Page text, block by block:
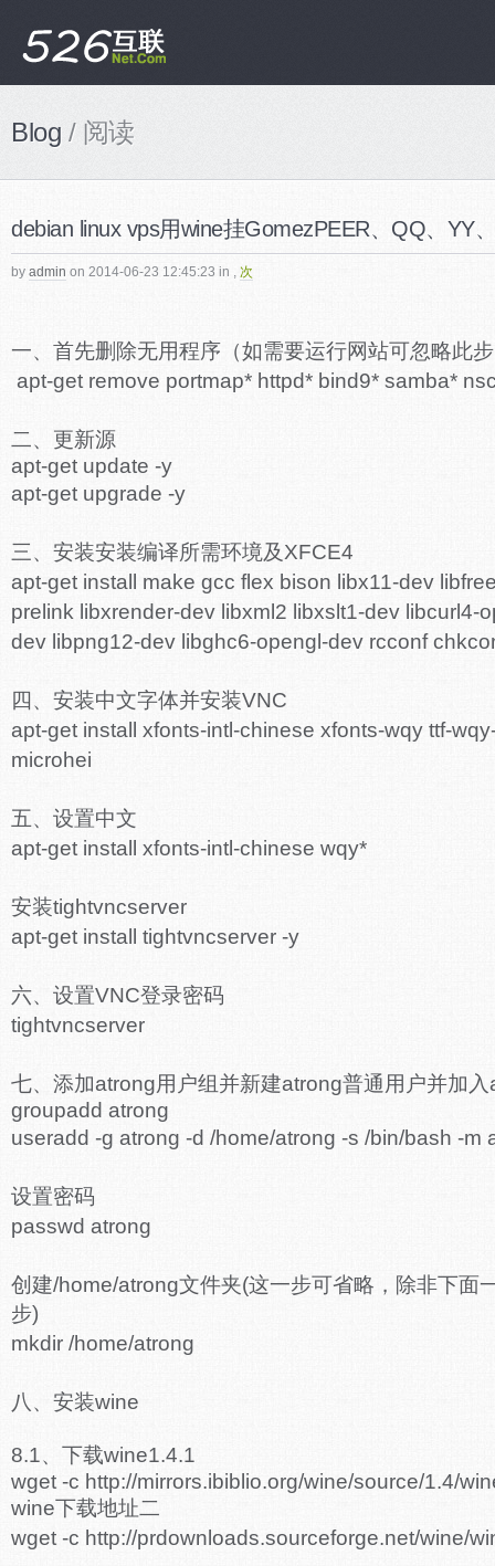
Blog / 阅读
debian linux vps用wine挂GomezPEER、QQ、YY
by admin on 2014-06-23 12:45:23 in , 次
一、首先删除无用程序（如需要运行网站可忽略此
apt-get remove portmap* httpd* bind9* samba*
二、更新源
apt-get update -y
apt-get upgrade -y
三、安装安装编译所需环境及XFCE4
apt-get install make gcc flex bison libx11-dev
prelink libxrender-dev libxml2 libxslt1-dev libcurl4-
dev libpng12-dev libghc6-opengl-dev rcconf
四、安装中文字体并安装VNC
apt-get install xfonts-intl-chinese xfonts-wqy ttf-
microhei
五、设置中文
apt-get install xfonts-intl-chinese wqy*
安装tightvncserver
apt-get install tightvncserver -y
六、设置VNC登录密码
tightvncserver
七、添加atrong用户组并新建atrong普通用户并加
groupadd atrong
useradd -g atrong -d /home/atrong -s /bin/bash -m
设置密码
passwd atrong
创建/home/atrong文件夹(这一步可省略，除非下面
步)
mkdir /home/atrong
八、安装wine
8.1、下载wine1.4.1
wget -c http://mirrors.ibiblio.org/wine/source/1.4/
wine下载地址二
wget -c http://prdownloads.sourceforge.net/wine/